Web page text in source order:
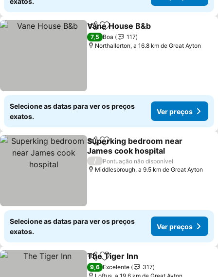
PartilharAdicionar aos favoritos
Vane House B&b
7,5 Boa
117
Northallerton, a 16.8 km de Great Ayton
Selecione as datas para ver os preços
exatos.
Ver preços
PartilharAdicionar aos favoritos
Superking bedroom near
James cook hospital
/
Pontuação não disponível
Middlesbrough, a 9.5 km de Great Ayton
Selecione as datas para ver os preços
exatos.
Ver preços
PartilharAdicionar aos favoritos
The Tiger Inn
9,6 Excelente
317